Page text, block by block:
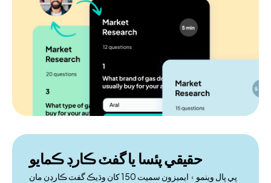
حقيقي پئسا يا گفٽ ڪارڊ ڪمايو
پي پال وينمو ۽ ايميزون سميت 150 کان وڌيڪ گفٽ ڪارڊن مان